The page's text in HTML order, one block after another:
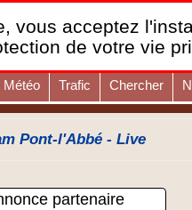
France
Les webcams sur
Météo Trafic Chercher
Pont-l'Abbé - Live
partenaire
vous acceptez
de votre vie